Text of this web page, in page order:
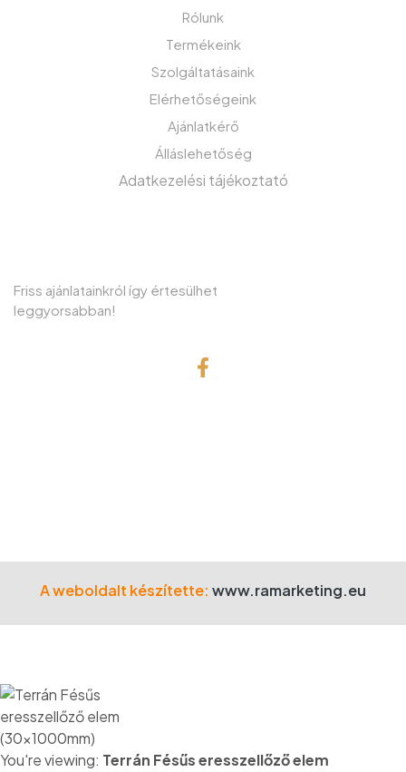
Rólunk
Termékeink
Szolgáltatásaink
Elérhetőségeink
Ajánlatkérő
Álláslehetőség
Adatkezelési tájékoztató
Friss ajánlatainkról így értesülhet
leggyorsabban!
A weboldalt készítette: www.ramarketing.eu
You're viewing: Terrán Fésűs eresszellőző elem